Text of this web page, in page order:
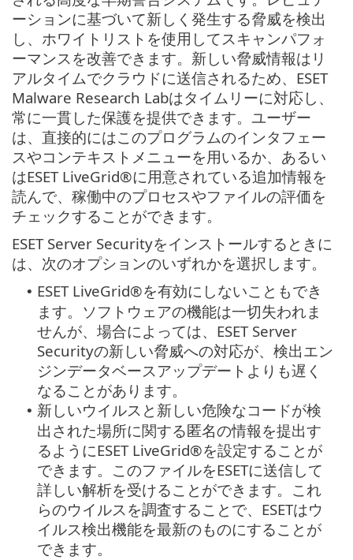
ーションに基づいて新しく発生する脅威を検出
し、ホワイトリストを使用してスキャンパフォ
ーマンスを改善できます。新しい脅威情報はリ
アルタイムでクラウドに送信されるため、ESET
Malware Research Labはタイムリーに対応し、
常に一貫した保護を提供できます。ユーザー
は、直接的にはこのプログラムのインタフェー
スやコンテキストメニューを用いるか、あるい
はESET LiveGrid®に用意されている追加情報を
読んで、稼働中のプロセスやファイルの評価を
チェックすることができます。
ESET Server Securityをインストールするときに
は、次のオプションのいずれかを選択します。
• ESET LiveGrid®を有効にしないこともでき
ます。ソフトウェアの機能は一切失われま
せんが、場合によっては、ESET Server
Securityの新しい脅威への対応が、検出エン
ジンデータベースアップデートよりも遅く
なることがあります。
• 新しいウイルスと新しい危険なコードが検
出された場所に関する匿名の情報を提出す
るようにESET LiveGrid®を設定することが
できます。このファイルをESETに送信して
詳しい解析を受けることができます。これ
らのウイルスを調査することで、ESETはウ
イルス検出機能を最新のものにすることが
できます。